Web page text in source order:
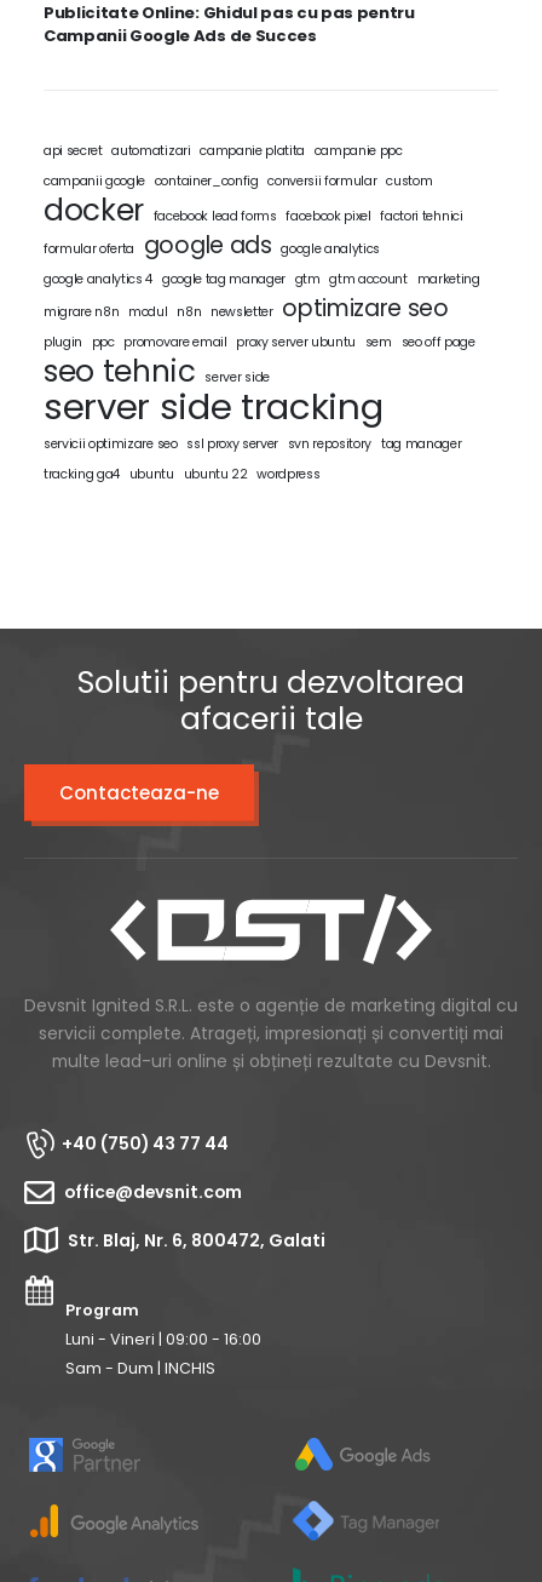
Publicitate Online: Ghidul pas cu pas pentru
Campanii Google Ads de Succes
api secret automatizari campanie platita campanie ppc
campanii google container_config conversii formular custom
docker facebook lead forms facebook pixel factori tehnici
formular oferta
google ads google analytics
google analytics 4 google tag manager gtm gtm account
marketing
migrare n8n modul n8n newsletter optimizare seo
plugin ppc promovare email proxy server ubuntu sem seo off page
seo tehnic server side
server side tracking
servicii optimizare seo ssl proxy server svn repository tag manager
tracking ga4 ubuntu ubuntu 22 wordpress
Solutii pentru dezvoltarea
afacerii tale
Contacteaza-ne
Devsnit Ignited S.R.L. este o agenție de marketing digital cu
servicii complete. Atrageți, impresionați și convertiți mai
multe lead-uri online și obțineți rezultate cu Devsnit.
+40 (750) 43 77 44
office@devsnit.com
Str. Blaj, Nr. 6, 800472, Galati
Program
Luni - Vineri | 09:00 - 16:00
Sam - Dum | INCHIS